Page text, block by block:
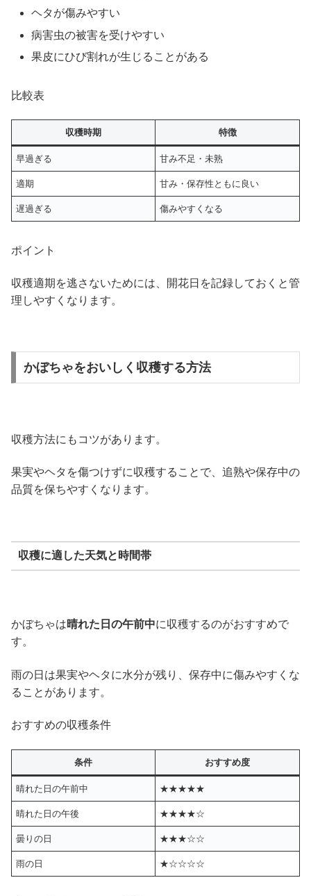
ヘタが傷みやすい
病害虫の被害を受けやすい
果皮にひび割れが生じることがある
比較表
収穫時期 特徴
早過ぎる 甘み不足・未熟
適期 甘み・保存性ともに良い
遅過ぎる 傷みやすくなる
ポイント
収穫適期を逃さないためには、開花日を記録しておくと管
理しやすくなります。
かぼちゃをおいしく収穫する方法
収穫方法にもコツがあります。
果実やヘタを傷つけずに収穫することで、追熟や保存中の
品質を保ちやすくなります。
収穫に適した天気と時間帯
かぼちゃは晴れた日の午前中に収穫するのがおすすめで
す。
雨の日は果実やヘタに水分が残り、保存中に傷みやすくな
ることがあります。
おすすめの収穫条件
条件 おすすめ度
晴れた日の午前中 ★★★★★
晴れた日の午後 ★★★★☆
曇りの日 ★★★☆☆
雨の日 ★☆☆☆☆